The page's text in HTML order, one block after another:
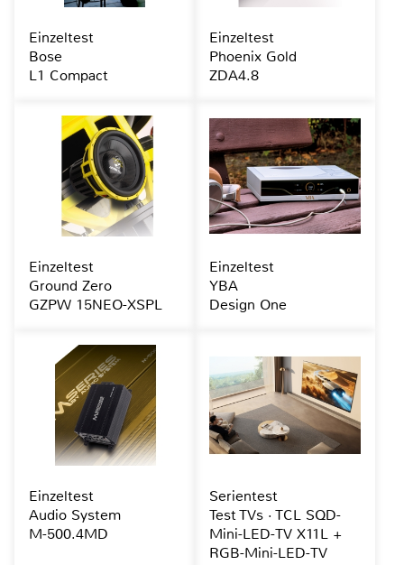
Einzeltest
Bose
L1 Compact
Einzeltest
Phoenix Gold
ZDA4.8
Einzeltest
Ground Zero
GZPW 15NEO-XSPL
Einzeltest
YBA
Design One
Einzeltest
Audio System
M-500.4MD
Serientest
Test TVs · TCL SQD-
Mini-LED-TV X11L +
RGB-Mini-LED-TV